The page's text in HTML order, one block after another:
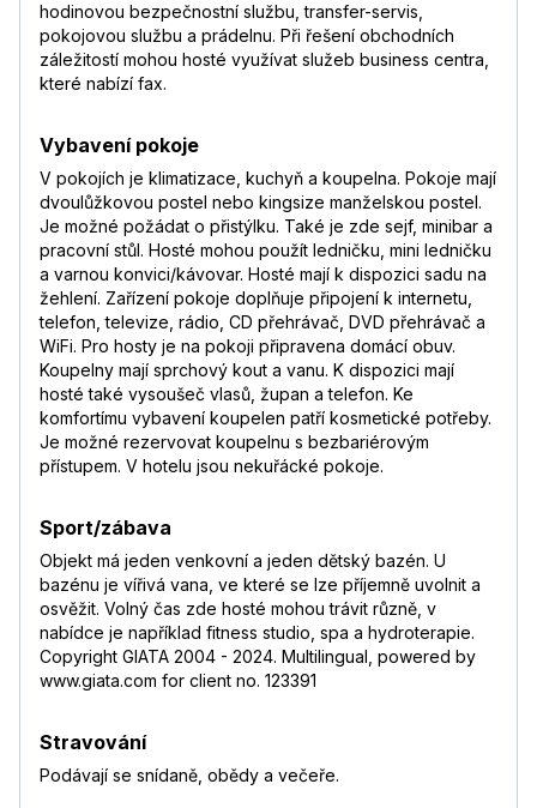
hodinovou bezpečnostní službu, transfer-servis,
pokojovou službu a prádelnu. Při řešení obchodních
záležitostí mohou hosté využívat služeb business centra,
které nabízí fax.
Vybavení pokoje
V pokojích je klimatizace, kuchyň a koupelna. Pokoje mají
dvoulůžkovou postel nebo kingsize manželskou postel.
Je možné požádat o přistýlku. Také je zde sejf, minibar a
pracovní stůl. Hosté mohou použít ledničku, mini ledničku
a varnou konvici/kávovar. Hosté mají k dispozici sadu na
žehlení. Zařízení pokoje doplňuje připojení k internetu,
telefon, televize, rádio, CD přehrávač, DVD přehrávač a
WiFi. Pro hosty je na pokoji připravena domácí obuv.
Koupelny mají sprchový kout a vanu. K dispozici mají
hosté také vysoušeč vlasů, župan a telefon. Ke
komfortímu vybavení koupelen patří kosmetické potřeby.
Je možné rezervovat koupelnu s bezbariérovým
přístupem. V hotelu jsou nekuřácké pokoje.
Sport/zábava
Objekt má jeden venkovní a jeden dětský bazén. U
bazénu je vířivá vana, ve které se lze příjemně uvolnit a
osvěžit. Volný čas zde hosté mohou trávit různě, v
nabídce je například fitness studio, spa a hydroterapie.
Copyright GIATA 2004 - 2024. Multilingual, powered by
www.giata.com for client no. 123391
Stravování
Podávají se snídaně, obědy a večeře.